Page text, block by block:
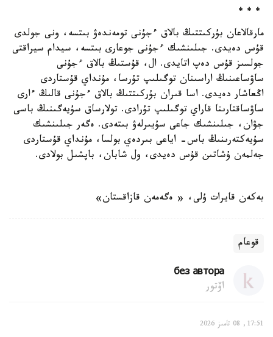
* * *
مارقالاعان بۇركىتتىڭ بالاق ءجۇنى تومەندەۋ بىتسە، ونى جولدى
قۇس دەيدى. جىلىنشىك ءجۇنى جوعارى بىتسە، سيدام سيراقتى
جولسىز قۇس دەپ اتايدى. ال، قۇستىڭ بالاق ءجۇنى
ساۋساعىنىڭ اراسىنان توگىلىپ تۇرسا، مۇنداي قۇستاردى
اڭعاشار دەيدى. اسا قىران بۇركىتتىڭ بالاق ءجۇنى قالىڭ ءارى
ساۋساقتارىنا قاراي توگىلىپ تۇرادى. تولارساق سۇيەگىنىڭ باسى
جۋان، جىلىنشىك جاعى سۇيىرلەۋ بىتەدى. ەگەر جىلىنشىك
سۇيەكتەرىنىڭ باس- اياعى بىردەي بولسا، مۇنداي قۇستاردى
جەلمەن ۇشاتىن قۇس دەيدى، ول شابان، باپشىل بولادى.
بەكەن قايرات ۇلى، « ەگەمەن قازاقستان»
قوعام
без автора
اۆتور
17:51, 08 تامىز 2026